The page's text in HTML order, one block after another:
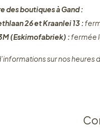
des boutiques à Gand :
26 et Kraanlei 13 :
(Eskimofabriek) :fermée
sur nos heures